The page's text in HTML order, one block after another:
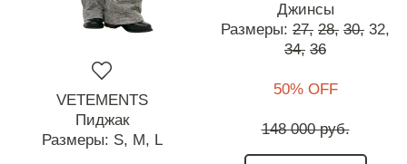
VETEMENTS
Пиджак
Размеры: S, M, L
Джинсы
Размеры: 27, 28, 30, 32,
34, 36
50% OFF
148 000 руб.